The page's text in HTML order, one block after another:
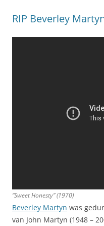
RIP Beverley
“Sweet Honesty” (1970)
Beverley Martyn was
van John Martyn (1948 –